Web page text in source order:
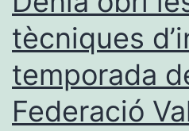
tècniques
temporada
Federació